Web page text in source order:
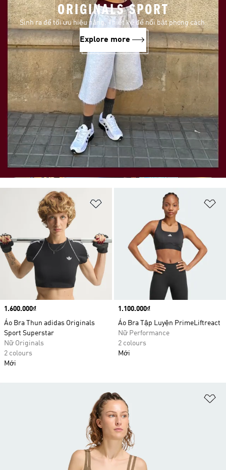
Price
1.600.000₫
Áo Bra Thun adidas Originals
Sport Superstar
Nữ Originals
2 colours
Mới
Price
1.100.000₫
Áo Bra Tập Luyện PrimeLiftreact
Nữ Performance
2 colours
Mới
ORIGINALS SPORT
Sinh ra để tối ưu hiệu năng. Thiết kế để nổi bật phong cách.
Explore more